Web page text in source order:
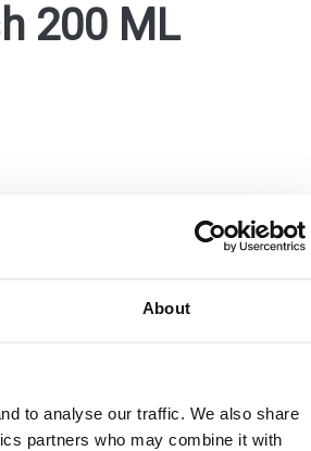
About
to analyse our traffic. We also share
partners who may combine it with
200 ML
palvelut Lääkkeiden